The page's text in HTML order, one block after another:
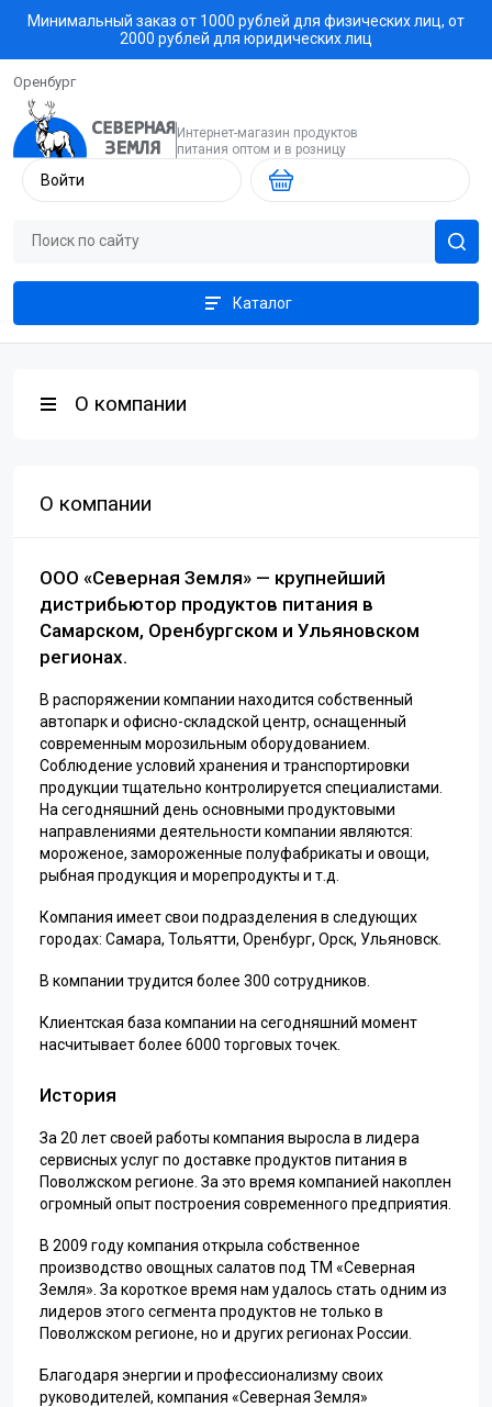
Минимальный заказ от 1000 рублей для физических лиц, от
2000 рублей для юридических лиц
Оренбург
Интернет-магазин продуктов
питания оптом и в розницу
Войти
Каталог
О компании
О компании
ООО «Северная Земля» — крупнейший
дистрибьютор продуктов питания в
Самарском, Оренбургском и Ульяновском
регионах.
В распоряжении компании находится собственный
автопарк и офисно-складской центр, оснащенный
современным морозильным оборудованием.
Соблюдение условий хранения и транспортировки
продукции тщательно контролируется специалистами.
На сегодняшний день основными продуктовыми
направлениями деятельности компании являются:
мороженое, замороженные полуфабрикаты и овощи,
рыбная продукция и морепродукты и т.д.
Компания имеет свои подразделения в следующих
городах: Самара, Тольятти, Оренбург, Орск, Ульяновск.
В компании трудится более 300 сотрудников.
Клиентская база компании на сегодняшний момент
насчитывает более 6000 торговых точек.
История
За 20 лет своей работы компания выросла в лидера
сервисных услуг по доставке продуктов питания в
Поволжском регионе. За это время компанией накоплен
огромный опыт построения современного предприятия.
В 2009 году компания открыла собственное
производство овощных салатов под ТМ «Северная
Земля». За короткое время нам удалось стать одним из
лидеров этого сегмента продуктов не только в
Поволжском регионе, но и других регионах России.
Благодаря энергии и профессионализму своих
руководителей, компания «Северная Земля»